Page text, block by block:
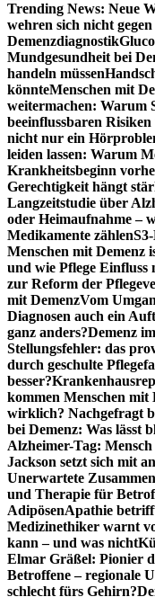
Trending News: Neue
wehren sich nicht
Demenzdiagnostik
Mundgesundheit bei
handeln müssen
könnteMenschen mit
weitermachen: Warum
beeinflussbaren
nicht nur ein
leiden lassen: Warum
Krankheitsbeginn
Gerechtigkeit hängt
Langzeitstudie über
oder Heimaufnahme –
Medikamente zählen
Menschen mit Demenz
und wie Pflege Einfluss
zur Reform der
mit DemenzVom
Diagnosen auch ein
ganz anders?Demenz
Stellungsfehler: das
durch geschulte
besser?
kommen Menschen mit
wirklich? Nachgefragt
bei Demenz: Was lässt
Alzheimer-Tag:
Jackson setzt sich mit
Unerwartete
und Therapie für
AdipösenApathie
Medizinethiker warnt
kann – und was nicht
Elmar Gräßel: Pionier
Betroffene – regionale
schlecht fürs Gehirn?